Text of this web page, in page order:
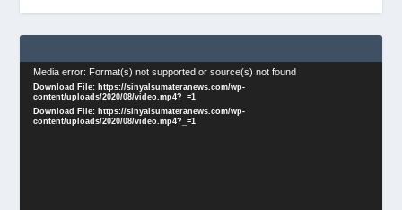
Video
Player
Media error: Format(s) not supported or source(s) not found
Download File: https://sinyalsumateranews.com/wp-
content/uploads/2020/08/video.mp4?_=1
Download File: https://sinyalsumateranews.com/wp-
content/uploads/2020/08/video.mp4?_=1